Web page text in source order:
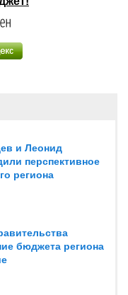
и Леонид
перспективное
региона
бюджета региона